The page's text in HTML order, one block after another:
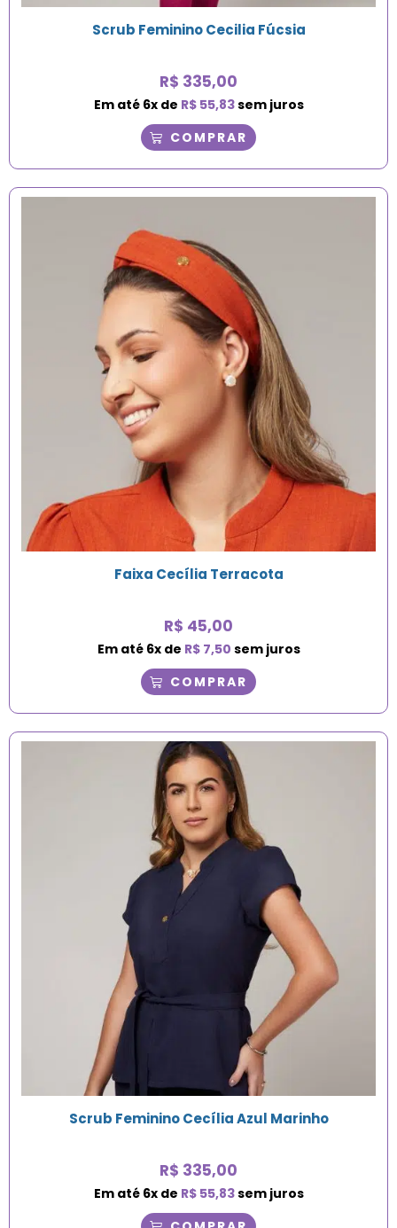
Scrub Feminino Cecilia Fúcsia
R$ 335,00
Em até 6x de R$55,83sem juros
COMPRAR
Faixa Cecília Terracota
R$ 45,00
Em até 6x de R$7,50 sem juros
COMPRAR
Scrub Feminino Cecília Azul Marinho
R$ 335,00
Em até 6x de R$55,83sem juros